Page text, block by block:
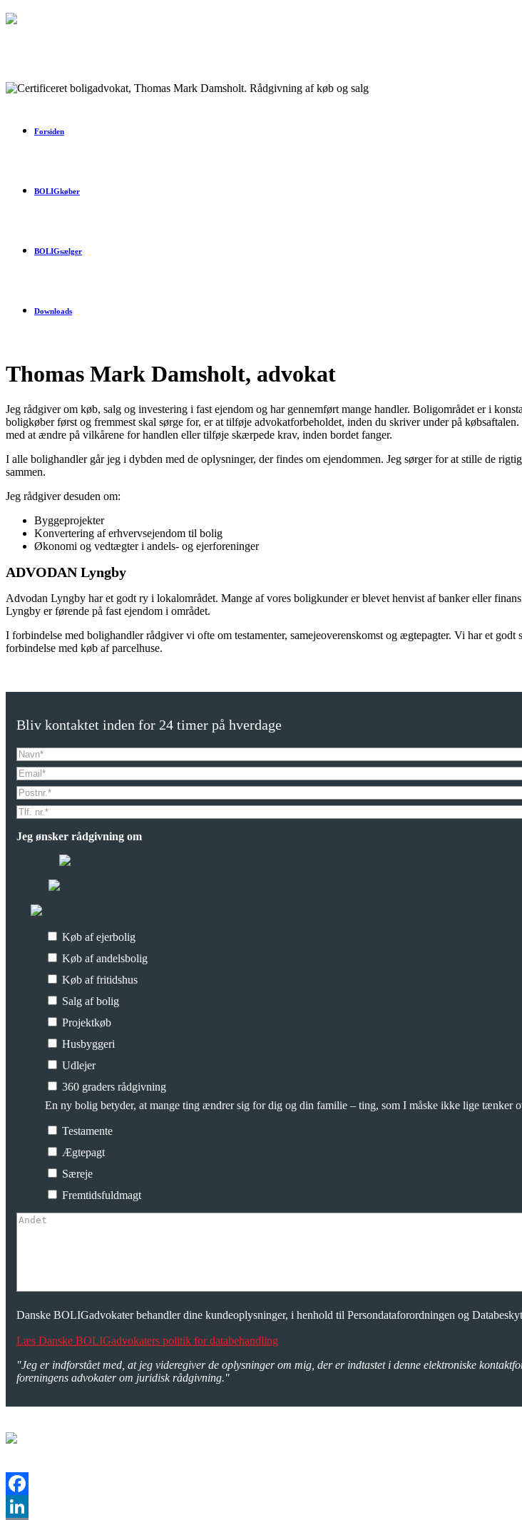
Forsiden
BOLIGkøber
BOLIGsælger
Downloads
Thomas Mark Damsholt, advokat
Jeg rådgiver om køb, salg og investering i fast ejendom og har gennemført mange handler. Boligområdet er i
boligkøber først og fremmest skal sørge for, er at tilføje advokatforbeholdet, inden du skriver under på
med at ændre på vilkårene for handlen eller tilføje skærpede krav, inden bordet fanger.
I alle bolighandler går jeg i dybden med de oplysninger, der findes om ejendommen. Jeg sørger for at stille de
sammen.
Jeg rådgiver desuden om:
Byggeprojekter
Konvertering af erhvervsejendom til bolig
Økonomi og vedtægter i andels- og ejerforeninger
ADVODAN Lyngby
Advodan Lyngby har et godt ry i lokalområdet. Mange af vores boligkunder er blevet henvist af banker eller
Lyngby er førende på fast ejendom i området.
I forbindelse med bolighandler rådgiver vi ofte om testamenter, samejeoverenskomst og ægtepagter. Vi har et
forbindelse med køb af parcelhuse.
Bliv kontaktet inden for 24 timer på hverdage
Jeg ønsker rådgivning om
Køb af ejerbolig
Køb af andelsbolig
Køb af fritidshus
Salg af bolig
Projektkøb
Husbyggeri
Udlejer
360 graders rådgivning
En ny bolig betyder, at mange ting ændrer sig for dig og din familie – ting, som I måske ikke lige tænker
Testamente
Ægtepagt
Særeje
Fremtidsfuldmagt
Danske BOLIGadvokater behandler dine kundeoplysninger, i henhold til Persondataforordningen og
Læs Danske BOLIGadvokaters politik for databehandling
"Jeg er indforstået med, at jeg videregiver de oplysninger om mig, der er indtastet i denne elektroniske
foreningens advokater om juridisk rådgivning."
Facebook